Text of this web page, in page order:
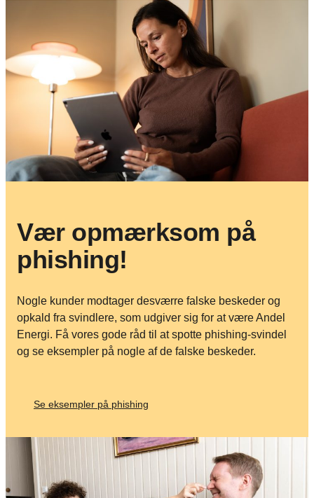
Vær opmærksom på
phishing!
Nogle kunder modtager desværre falske beskeder og
opkald fra svindlere, som udgiver sig for at være Andel
Energi. Få vores gode råd til at spotte phishing-svindel
og se eksempler på nogle af de falske beskeder.
Se eksempler på phishing